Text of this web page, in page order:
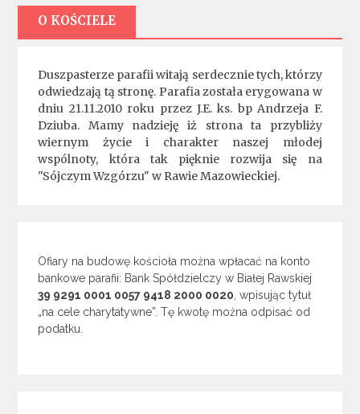
O KOŚCIELE
Duszpasterze parafii witają serdecznie tych, którzy
odwiedzają tą stronę. Parafia została erygowana w
dniu 21.11.2010 roku przez J.E. ks. bp Andrzeja F.
Dziuba. Mamy nadzieję iż strona ta przybliży
wiernym życie i charakter naszej młodej
wspólnoty, która tak pięknie rozwija się na
"Sójczym Wzgórzu" w Rawie Mazowieckiej.
Ofiary na budowę kościoła można wpłacać na konto
bankowe parafii: Bank Spółdzielczy w Białej Rawskiej
39 9291 0001 0057 9418 2000 0020 , wpisując tytuł
„na cele charytatywne”. Tę kwotę można odpisać od
podatku.